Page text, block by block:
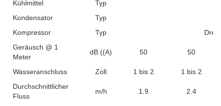
Kühlmittel
Typ
Kondensator
Typ
Kompressor
Typ
Geräusch @ 1
Meter
dB ((A) 50 50
Wasseranschluss Zoll 1 bis 2
1 bis 2
Durchschnittlicher
Fluss
m/h 1.9 2.4